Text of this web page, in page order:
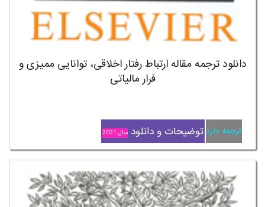
دانلود ترجمه مقاله ارتباط رفتار اخلاقی، توانایی ممیزی و
فرار مالیاتی
ترجمه دارد توضیحات و دانلود سال 2021